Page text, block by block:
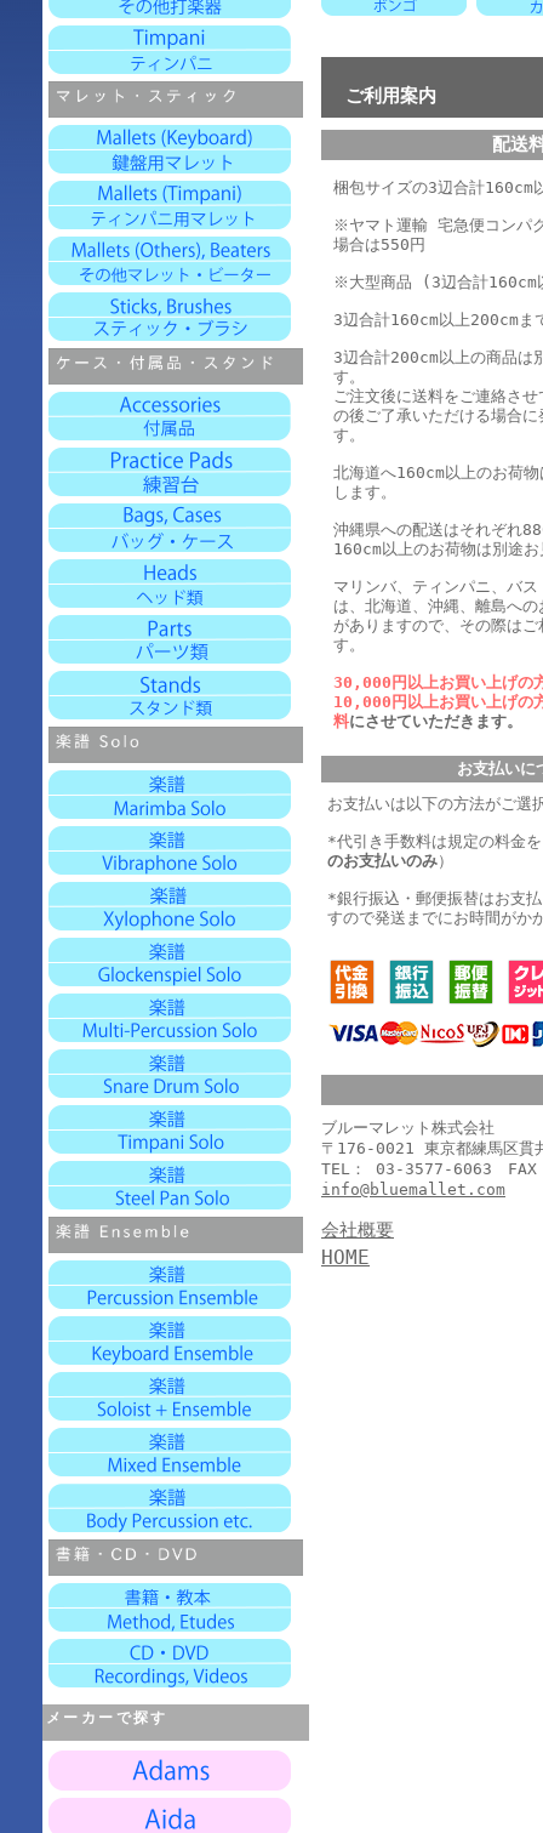
メーカーで探す
ご利用案内
配送
梱包サイズの3辺合計
※ヤマト運輸 宅急便コンパ
場合は550円
※大型商品 (3辺合計160cm
3辺合計160cm以上200cm
3辺合計200cm以上の商品は
す。
ご注文後に送料をご連絡さ
の後ご了承いただける場合
す。
北海道へ160cm以上のお荷
します。
沖縄県への配送はそれぞれ
160cm以上のお荷物は別途
マリンバ、ティンパニ、バ
は、北海道、沖縄、離島へ
がありますので、その際は
す。
30,000円以上お買い上げの
10,000円以上お買い上げの
料にさせていただきます。
お支払いに
お支払いは以下の方法がご選
*代引き手数料は規定の料金
のお支払いのみ）
*銀行振込・郵便振替はお支
すので発送までにお時間がか
ブルーマレット株式会社
〒176-0021 東京都練馬区貫
TEL： 03-3577-6063
info@bluemallet.com
会社概要
HOME